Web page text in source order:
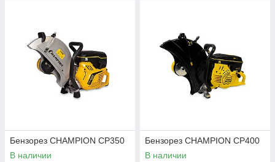
Бензорез CHAMPION CP350
В наличии
Бензорез CHAMPION CP400
В наличии